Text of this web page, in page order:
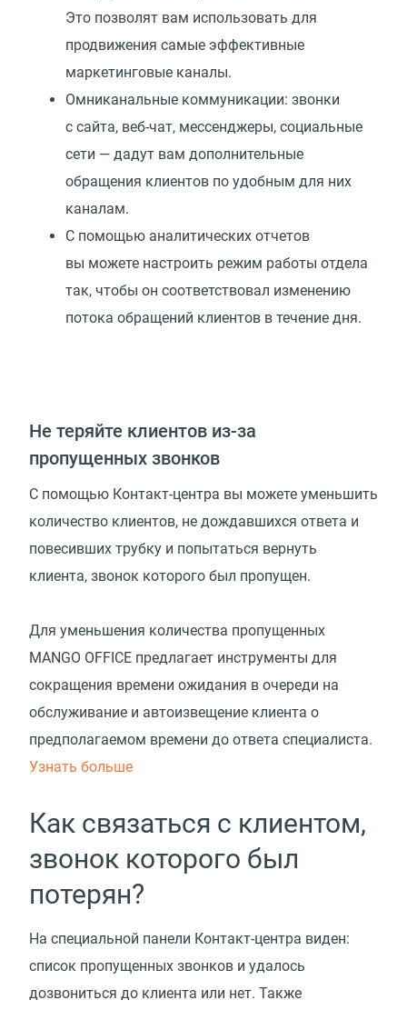
Это позволят вам использовать для
продвижения самые эффективные
маркетинговые каналы.
Омниканальные коммуникации: звонки
с сайта, веб-чат, мессенджеры, социальные
сети — дадут вам дополнительные
обращения клиентов по удобным для них
каналам.
С помощью аналитических отчетов
вы можете настроить режим работы отдела
так, чтобы он соответствовал изменению
потока обращений клиентов в течение дня.
Не теряйте клиентов из-за
пропущенных звонков
С помощью Контакт-центра вы можете уменьшить
количество клиентов, не дождавшихся ответа и
повесивших трубку и попытаться вернуть
клиента, звонок которого был пропущен.
Для уменьшения количества пропущенных
MANGO OFFICE предлагает инструменты для
сокращения времени ожидания в очереди на
обслуживание и автоизвещение клиента о
предполагаемом времени до ответа специалиста.
Узнать больше
Как связаться с клиентом,
звонок которого был
потерян?
На специальной панели Контакт-центра виден:
список пропущенных звонков и удалось
дозвониться до клиента или нет. Также